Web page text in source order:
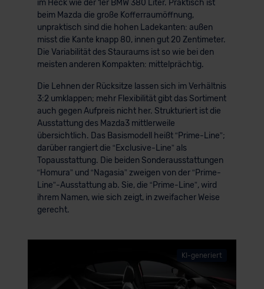
im Heck wie der 1er BMW 380 Liter. Praktisch ist
beim Mazda die große Kofferraumöffnung,
unpraktisch sind die hohen Ladekanten: außen
misst die Kante knapp 80, innen gut 20 Zentimeter.
Die Variabilität des Stauraums ist so wie bei den
meisten anderen Kompakten: mittelprächtig.
Die Lehnen der Rücksitze lassen sich im Verhältnis
3:2 umklappen; mehr Flexibilität gibt das Sortiment
auch gegen Aufpreis nicht her. Strukturiert ist die
Ausstattung des Mazda3 mittlerweile
übersichtlich. Das Basismodell heißt “Prime-Line”;
darüber rangiert die “Exclusive-Line” als
Topausstattung. Die beiden Sonderausstattungen
“Homura” und “Nagasia” zweigen von der “Prime-
Line”-Ausstattung ab. Sie, die “Prime-Line”, wird
ihrem Namen, wie sich zeigt, in zweifacher Weise
gerecht.
KI-generiert